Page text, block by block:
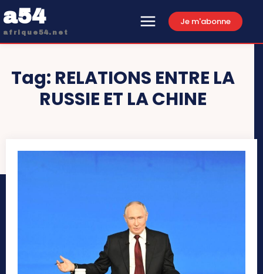
a54
afrique54.net
Je m'abonne
Tag: RELATIONS ENTRE LA
RUSSIE ET LA CHINE